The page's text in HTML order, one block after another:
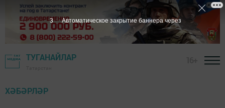
ТУГАНАЙЛАР
ХӘБӘРЛӘР
2 Автоматическое закрытие баннера через